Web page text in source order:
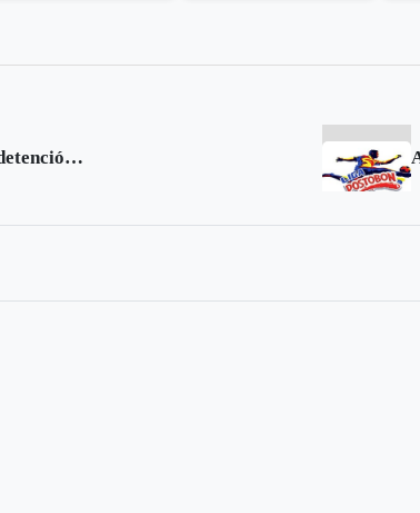
ONU cuestiona detención de Leopoldo López en Venezuela